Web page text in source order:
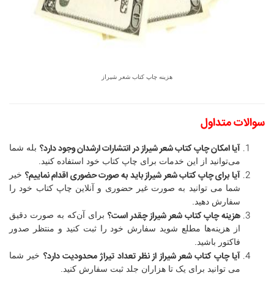
هزینه چاپ کتاب شعر شیراز
سوالات متداول
آیا امکان چاپ کتاب شعر شیراز در انتشارات ارشدان وجود دارد؟ بله شما
می‌توانید از این خدمات برای چاپ کتاب خود استفاده کنید.
آیا برای چاپ کتاب شعر شیراز باید به صورت حضوری اقدام نماییم؟ خیر
شما می توانید به صورت غیر حضوری و آنلاین چاپ کتاب خود را
سفارش دهید.
هزینه چاپ کتاب شعر شیراز چقدر است؟ برای آن‌که به صورت دقیق
از هزینه‌ها مطلع شوید سفارش خود را ثبت کنید و منتظر صدور
فاکتور باشید.
آیا چاپ کتاب شعر شیراز از نظر تعداد تیراژ محدودیت دارد؟ خیر شما
می توانید برای یک تا هزاران جلد ثبت سفارش کنید.